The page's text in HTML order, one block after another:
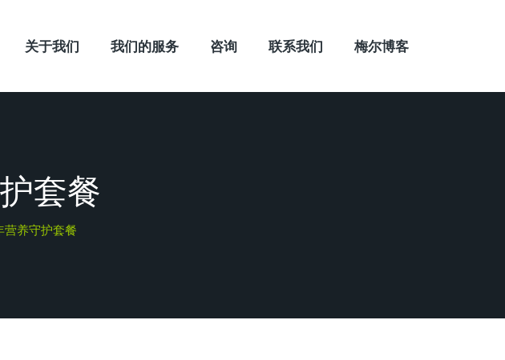
关于我们 我们的服务 咨询 联系我们 梅尔博客
套餐
营养守护套餐